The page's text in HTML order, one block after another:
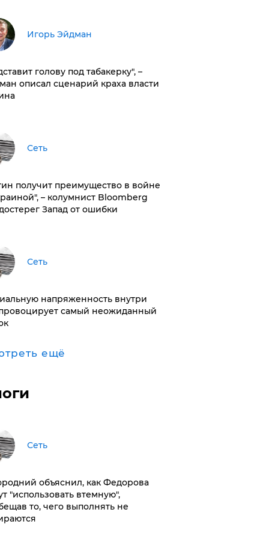
Игорь Эйдман
голову под табакерку", –
описал сценарий краха власти
Сеть
получит преимущество в войне
– колумнист Bloomberg
Запад от ошибки
Сеть
напряженность внутри
самый неожиданный
ещё
Сеть
объяснил, как Федорова
"использовать втемную",
то, чего выполнять не